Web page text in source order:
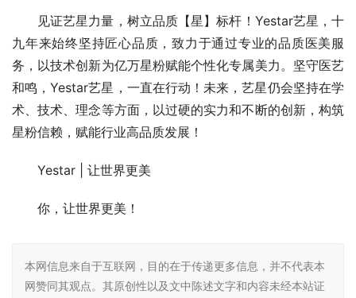
见证艺星力量，树立品质【星】标杆！Yestar艺星，十
九年来始终坚持匠心品质，致力于通过专业的品质医美服
务，以技术创新为亿万星粉赋能个性化专属美力。坚守医艺
和鸣，Yestar艺星，一直在行动！未来，艺星仍会坚持在学
术、技术、理念等方面，以过硬的实力和不断的创新，构筑
星粉信赖，赋能行业高品质发展！
Yestar | 让世界更美
你，让世界更美！
本网信息来自于互联网，目的在于传递更多信息，并不代表本
网赞同其观点。其原创性以及文中陈述文字和内容未经本站证